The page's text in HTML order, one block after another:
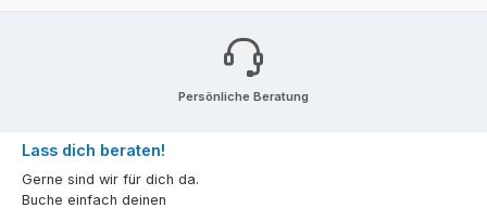
Persönliche Beratung
Lass dich beraten!
Gerne sind wir für dich da.
Buche einfach deinen